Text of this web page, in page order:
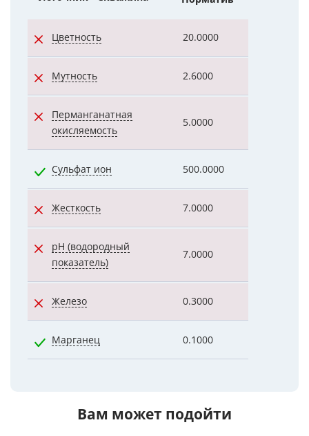
Цветность 20.0000
Мутность 2.6000
Перманганатная
окисляемость
5.0000
Сульфат ион 500.0000
Жесткость 7.0000
pH (водородный
показатель)
7.0000
Железо 0.3000
Марганец 0.1000
Вам может подойти